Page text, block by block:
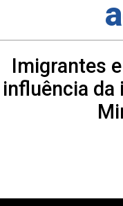
Imigrantes
influência da